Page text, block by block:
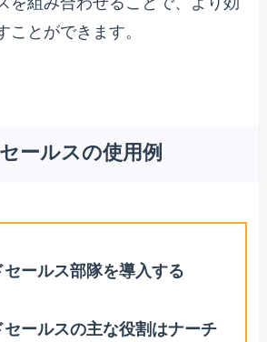
ことができます。
ールスの使用例
セールス部隊を導入する
セールスの主な役割はナーチ